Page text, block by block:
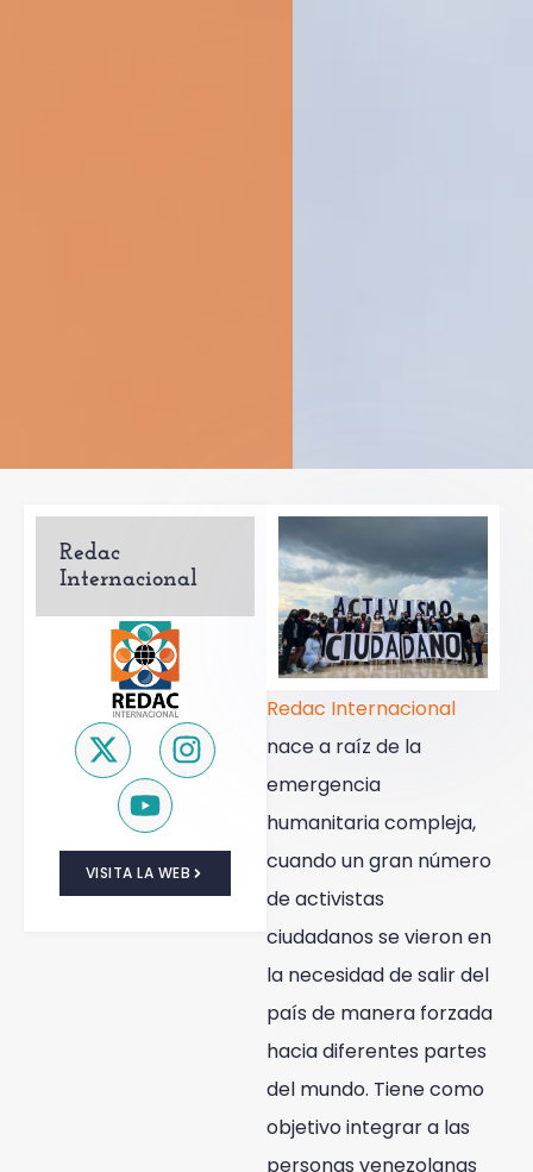
Redac
Internacional
VISITA LA WEB
Redac Internacional
nace a raíz de la
emergencia
humanitaria compleja,
cuando un gran número
de activistas
ciudadanos se vieron en
la necesidad de salir del
país de manera forzada
hacia diferentes partes
del mundo. Tiene como
objetivo integrar a las
personas venezolanas